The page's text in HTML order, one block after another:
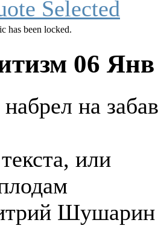
has been locked.
06
на
или
Шушарин